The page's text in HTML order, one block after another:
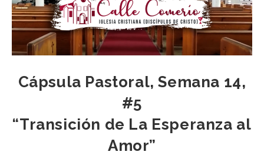
Cápsula Pastoral, Semana 14,
#5
“Transición de La Esperanza al
Amor”